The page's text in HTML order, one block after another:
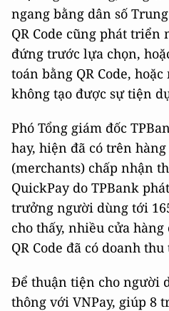
ngang bằng dân số
QR Code cũng phát
đứng trước lựa chọn,
toán bằng QR Code,
không tạo được sự tiện
Phó Tổng giám đốc
hay, hiện đã có trên
(merchants) chấp nhận
QuickPay do TPBank
trưởng người dùng tới
cho thấy, nhiều cửa
QR Code đã có doanh
Để thuận tiện cho người
thông với VNPay, giúp 8